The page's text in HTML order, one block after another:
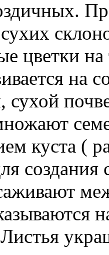
цветки на
на
сухой
куста (